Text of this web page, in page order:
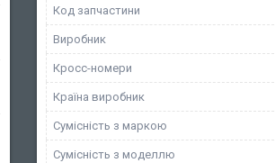
Код запчастини
Виробник
Кросс-номери
Країна виробник
Сумісність з маркою
Сумісність з моделлю